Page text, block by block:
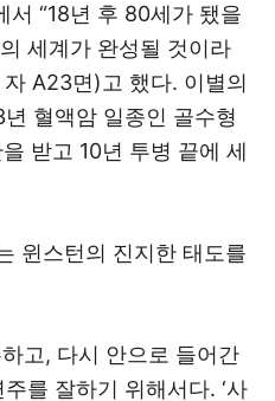
서 “18년 후 80세가 됐을
세계가 완성될 것이라
A23면)고 했다. 이별의
혈액암 일종인 골수형
받고 10년 투병 끝에 세
윈스턴의 진지한 태도를
고, 다시 안으로 들어간
를 잘하기 위해서다. ‘사